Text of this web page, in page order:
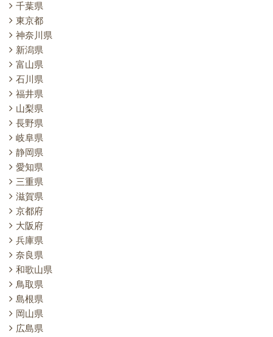
千葉県
東京都
神奈川県
新潟県
富山県
石川県
福井県
山梨県
長野県
岐阜県
静岡県
愛知県
三重県
滋賀県
京都府
大阪府
兵庫県
奈良県
和歌山県
鳥取県
島根県
岡山県
広島県